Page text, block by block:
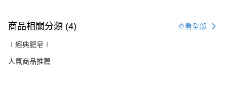
商品相關分類 (4) 查看全部
∣經典肥皂∣
人氣商品推薦